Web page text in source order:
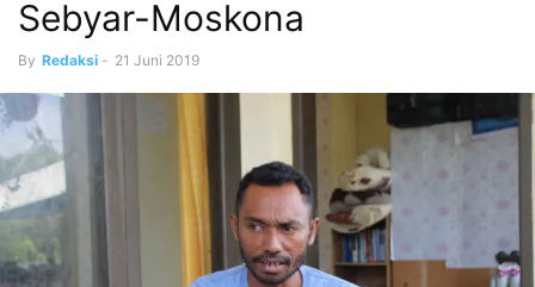
Sebyar-Moskona
By Redaksi - 21 Juni 2019